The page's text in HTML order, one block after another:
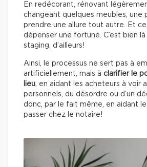
En redécorant, rénovant
changeant quelques meubles, une
prendre une allure tout autre. Et
dépenser une fortune. C’est bien
staging, d’ailleurs!
Ainsi, le processus ne sert pas à
artificiellement, mais à clarifier le
lieu, en aidant les acheteurs à voir
personnels, du désordre ou d’un
donc, par le fait même, en aidant
passer chez le notaire!